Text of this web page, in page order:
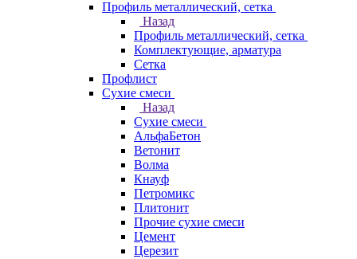
Профиль металлический, сетка
Назад
Профиль металлический, сетка
Комплектующие, арматура
Сетка
Профлист
Сухие смеси
Назад
Сухие смеси
АльфаБетон
Ветонит
Волма
Кнауф
Петромикс
Плитонит
Прочие сухие смеси
Цемент
Церезит